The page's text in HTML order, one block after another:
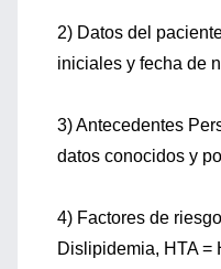
2) Datos del
iniciales y fecha de
3) Antecedentes
datos conocidos y
4) Factores de
Dislipidemia, HTA =